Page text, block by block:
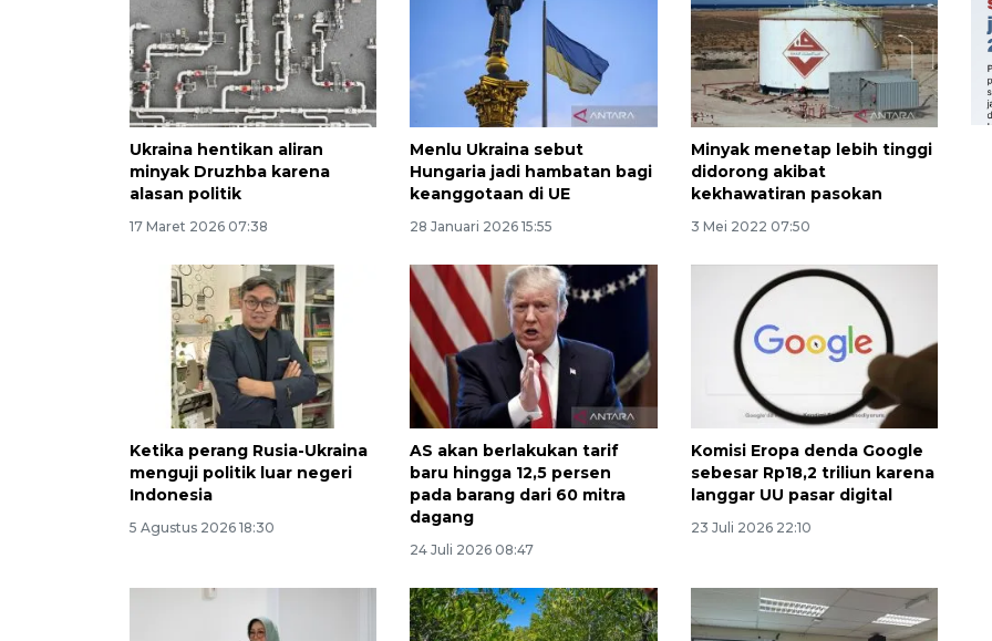
Ukraina hentikan aliran
minyak Druzhba karena
alasan politik
17 Maret 2026 07:38
Menlu Ukraina sebut
Hungaria jadi hambatan bagi
keanggotaan di UE
28 Januari 2026 15:55
Minyak menetap lebih tinggi
didorong akibat
kekhawatiran pasokan
3 Mei 2022 07:50
Ketika perang Rusia-Ukraina
menguji politik luar negeri
Indonesia
5 Agustus 2026 18:30
AS akan berlakukan tarif
baru hingga 12,5 persen
pada barang dari 60 mitra
dagang
24 Juli 2026 08:47
Komisi Eropa denda Google
sebesar Rp18,2 triliun karena
langgar UU pasar digital
23 Juli 2026 22:10
tumbuh 5,29 persen
2026-08-06 18:45:00